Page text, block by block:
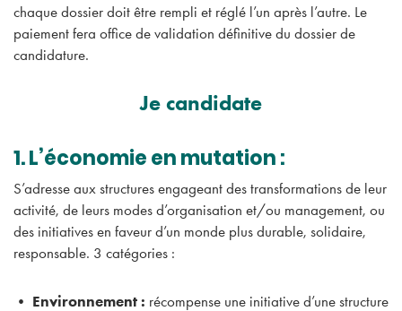
chaque dossier doit être rempli et réglé l’un après l’autre. Le
paiement fera office de validation définitive du dossier de
candidature.
Je candidate
1. L’économie en mutation :
S’adresse aux structures engageant des transformations de leur
activité, de leurs modes d’organisation et/ou management, ou
des initiatives en faveur d’un monde plus durable, solidaire,
responsable. 3 catégories :
• Environnement : récompense une initiative d’une structure